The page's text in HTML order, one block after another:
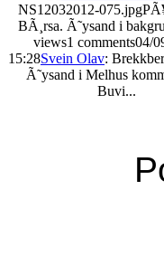
NS12032012-075.jpg
BÃ¸rsa. Ã˜ysand i
views1 comments04/
15:28Svein Olav:
Ã˜ysand i Melhus
Buvi...